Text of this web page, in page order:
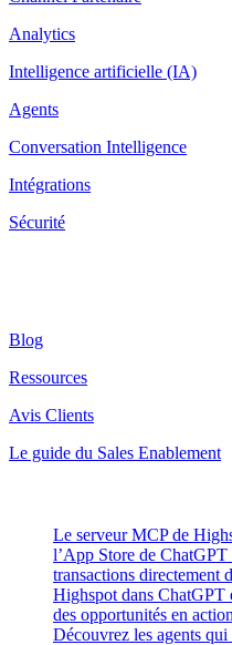
Analytics
Intelligence artificielle (IA)
Agents
Conversation Intelligence
Intégrations
Sécurité
Blog
Ressources
Avis Clients
Le guide du Sales Enablement
Le serveur MCP de
l’App Store de
transactions directement
Highspot dans ChatGPT
des opportunités en
Découvrez les agents